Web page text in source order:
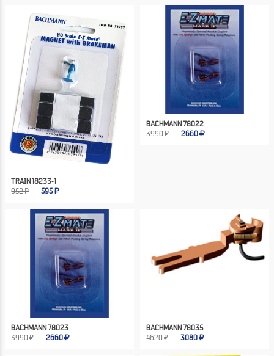
TRAIN 18233-1
952 ₽
595
BACHMANN 78022
3990 ₽
2660
BACHMANN 78023
3990 ₽
2660
BACHMANN 78035
4620 ₽
3080